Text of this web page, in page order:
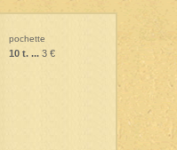
pochette
10 t. ... 3 €